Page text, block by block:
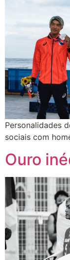
Personalidades
sociais com
Ouro